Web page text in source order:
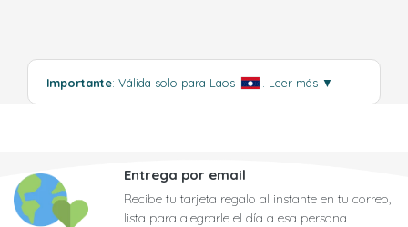
Importante: Válida solo para Laos Leer más ▼
Entrega por email
Recibe tu tarjeta regalo al instante en tu correo,
lista para alegrarle el día a esa persona